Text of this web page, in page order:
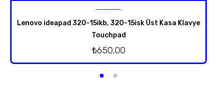
Lenovo ideapad 320-15ikb, 320-15isk Üst Kasa Klavye
Touchpad
₺650,00